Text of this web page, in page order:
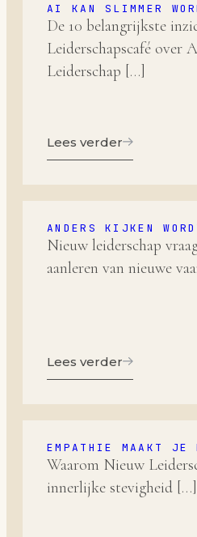
AI KAN SLIMMER
BLIJFT AAN ONS OM
WORDEN.
De 10 belangrijkste
Leiderschapscafé
Leiderschap […]
Lees verder
ANDERS KIJKEN
BELANGRIJKSTE
NIEUW LEIDERSCHAP
Nieuw leiderschap
aanleren van nieuwe
Lees verder
EMPATHIE MAAKT
SYMPATHIE WEL.
Waarom Nieuw
innerlijke stevigheid […]